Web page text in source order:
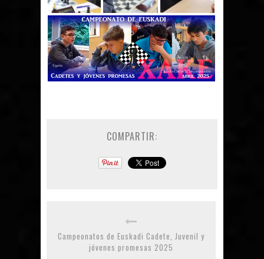
COMPARTIR:
Campeonatos de Euskadi Cadete, Juvenil y
jóvenes promesas 2025